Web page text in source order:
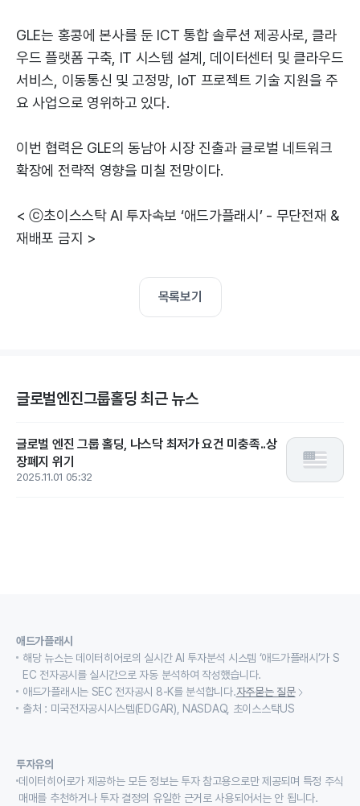
GLE는 홍콩에 본사를 둔 ICT 통합 솔루션 제공사로, 클라
우드 플랫폼 구축, IT 시스템 설계, 데이터센터 및 클라우드
서비스, 이동통신 및 고정망, IoT 프로젝트 기술 지원을 주
요 사업으로 영위하고 있다.
이번 협력은 GLE의 동남아 시장 진출과 글로벌 네트워크
확장에 전략적 영향을 미칠 전망이다.
< ⓒ초이스스탁 AI 투자속보 ‘애드가플래시’ - 무단전재 &
재배포 금지 >
목록보기
글로벌엔진그룹홀딩 최근 뉴스
글로벌 엔진 그룹 홀딩, 나스닥 최저가 요건 미충족..상
장폐지 위기
2025.11.01 05:32
애드가플래시
해당 뉴스는 데이터히어로의 실시간 AI 투자분석 시스템 ‘애드가플래시’가 S
EC 전자공시를 실시간으로 자동 분석하여 작성했습니다.
애드가플래시는 SEC 전자공시 8-K를 분석합니다.자주묻는 질문
출처 : 미국전자공시시스템(EDGAR), NASDAQ, 초이스스탁US
투자유의
데이터히어로가 제공하는 모든 정보는 투자 참고용으로만 제공되며 특정 주식
매매를 추천하거나 투자 결정의 유일한 근거로 사용되어서는 안 됩니다.